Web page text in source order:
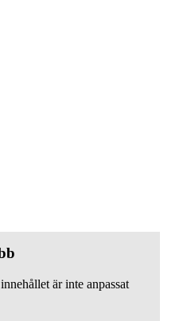
är inte anpassat